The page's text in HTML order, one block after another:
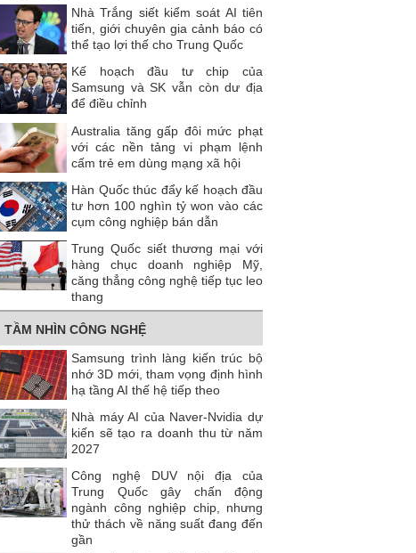
Nhà Trắng siết kiểm soát AI tiên
tiến, giới chuyên gia cảnh báo có
thể tạo lợi thế cho Trung Quốc
Kế hoạch đầu tư chip của
Samsung và SK vẫn còn dư địa
để điều chỉnh
Australia tăng gấp đôi mức phạt
với các nền tảng vi phạm lệnh
cấm trẻ em dùng mạng xã hội
Hàn Quốc thúc đẩy kế hoạch đầu
tư hơn 100 nghìn tỷ won vào các
cụm công nghiệp bán dẫn
Trung Quốc siết thương mại với
hàng chục doanh nghiệp Mỹ,
căng thẳng công nghệ tiếp tục leo
thang
TẦM NHÌN CÔNG NGHỆ
Samsung trình làng kiến trúc bộ
nhớ 3D mới, tham vọng định hình
hạ tầng AI thế hệ tiếp theo
Nhà máy AI của Naver-Nvidia dự
kiến ​​sẽ tạo ra doanh thu từ năm
2027
Công nghệ DUV nội địa của
Trung Quốc gây chấn động
ngành công nghiệp chip, nhưng
thử thách về năng suất đang đến
gần